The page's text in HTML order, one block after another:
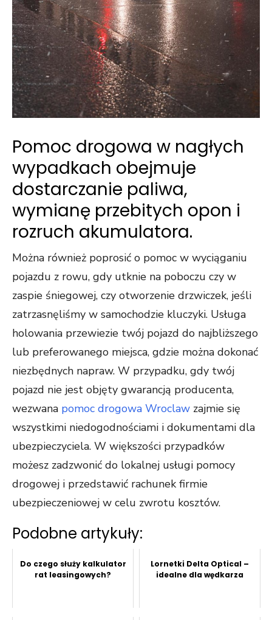
Pomoc drogowa w nagłych
wypadkach obejmuje
dostarczanie paliwa,
wymianę przebitych opon i
rozruch akumulatora.
Można również poprosić o pomoc w wyciąganiu
pojazdu z rowu, gdy utknie na poboczu czy w
zaspie śniegowej, czy otworzenie drzwiczek, jeśli
zatrzasnęliśmy w samochodzie kluczyki. Usługa
holowania przewiezie twój pojazd do najbliższego
lub preferowanego miejsca, gdzie można dokonać
niezbędnych napraw. W przypadku, gdy twój
pojazd nie jest objęty gwarancją producenta,
wezwana pomoc drogowa Wroclaw zajmie się
wszystkimi niedogodnościami i dokumentami dla
ubezpieczyciela. W większości przypadków
możesz zadzwonić do lokalnej usługi pomocy
drogowej i przedstawić rachunek firmie
ubezpieczeniowej w celu zwrotu kosztów.
Podobne artykuły:
Do czego służy kalkulator
rat leasingowych?
Lornetki Delta Optical –
idealne dla wędkarza